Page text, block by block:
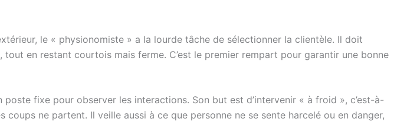
le « physionomiste » a la lourde tâche de sélectionner la clientèle. Il doit
tout en restant courtois mais ferme. C’est le premier rempart pour garantir une bonne
fixe pour observer les interactions. Son but est d’intervenir « à froid », c’est-à-
ne partent. Il veille aussi à ce que personne ne se sente harcelé ou en danger,